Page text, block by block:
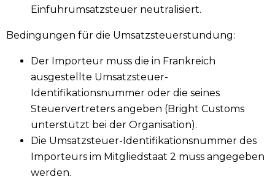
Einfuhrumsatzsteuer neutralisiert.
Bedingungen für die Umsatzsteuerstundung:
Der Importeur muss die in Frankreich
ausgestellte Umsatzsteuer-
Identifikationsnummer oder die seines
Steuervertreters angeben (Bright Customs
unterstützt bei der Organisation).
Die Umsatzsteuer-Identifikationsnummer des
Importeurs im Mitgliedstaat 2 muss angegeben
werden.